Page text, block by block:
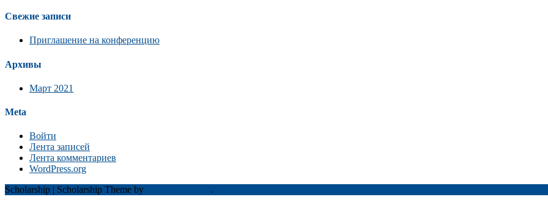
Свежие записи
Приглашение на конференцию
Архивы
Март 2021
Meta
Войти
Лента записей
Лента комментариев
WordPress.org
Scholarship
Scholarship Theme by .